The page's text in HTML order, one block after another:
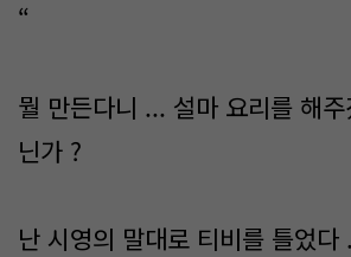
“
뭘 만든다니 ... 설마 요리를 해
닌가 ?
난 시영의 말대로 티비를 틀었다 .